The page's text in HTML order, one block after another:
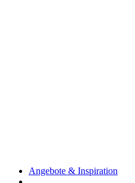
Angebote & Inspiration